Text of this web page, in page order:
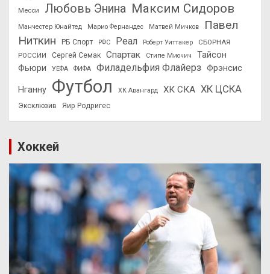
Месси
Любовь Энина Максим Сидоров
Манчестер Юнайтед Марио Фернандес Матвей Мичков
Павел
Ниткин
РБ Спорт РФС Реал Роберт Уиттакер
СБОРНАЯ
РОССИИ
Сергей Семак Спартак Стипе Миочич
Тайсон
Фьюри
УЕФА ФИФА Филадельфия Флайерз Фрэнсис
Нганну Футбол ХК Авангард ХК СКА ХК ЦСКА
Эксклюзив Яир Родригес
Хоккей